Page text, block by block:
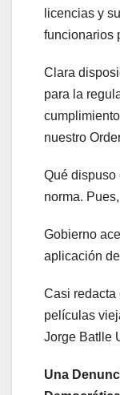
licencias y
funcionarios
Clara
para la
nuestro
Qué dispuso
norma.
Gobierno
aplicación
Casi redacta
películas
Jorge Batlle
Una